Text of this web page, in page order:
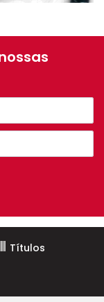
Títulos